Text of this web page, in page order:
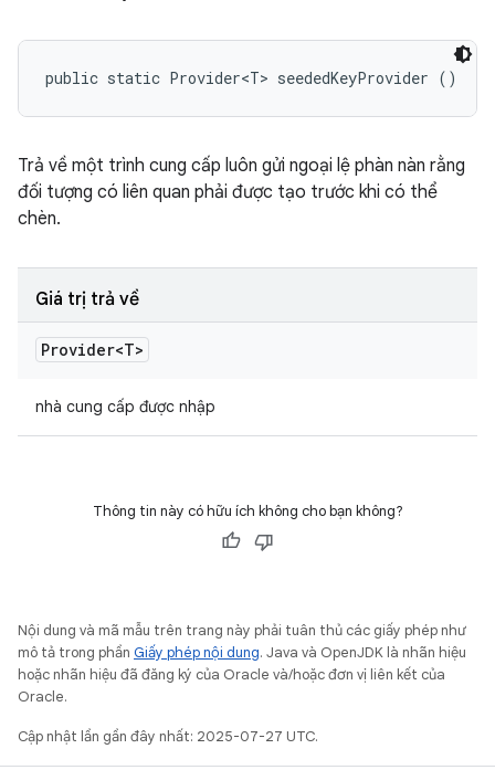
public static Provider<T> seededKeyProvider ()
Trả về một trình cung cấp luôn gửi ngoại lệ phàn nàn rằng
đối tượng có liên quan phải được tạo trước khi có thể
chèn.
Giá trị trả về
Provider<T>
nhà cung cấp được nhập
Thông tin này có hữu ích không cho bạn không?
Nội dung và mã mẫu trên trang này phải tuân thủ các giấy phép như
mô tả trong phần Giấy phép nội dung. Java và OpenJDK là nhãn hiệu
hoặc nhãn hiệu đã đăng ký của Oracle và/hoặc đơn vị liên kết của
Oracle.
Cập nhật lần gần đây nhất: 2025-07-27 UTC.